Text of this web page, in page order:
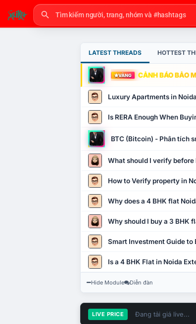
LATEST THREADS HOTTEST
VÀNG CẢNH BÁO BẢO
Luxury Apartments in
Is RERA Enough When
BTC (Bitcoin) - Phân tích
What should I verify
How to Verify property in
Why does a 4 BHK flat
Why should I buy a 3 BHK
Smart Investment Guide to
Is a 4 BHK Flat in Noida
Hide Module Diễn đàn
LIVE PRICE Đang tải giá live...